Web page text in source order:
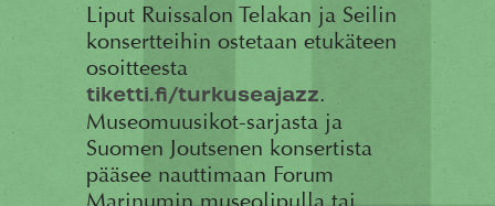
Liput Ruissalon Telakan ja Seilin
konsertteihin ostetaan etukäteen
osoitteesta
tiketti.fi/turkuseajazz.
Museomuusikot-sarjasta ja
Suomen Joutsenen konsertista
pääsee nauttimaan Forum
Marinumin museolipulla tai